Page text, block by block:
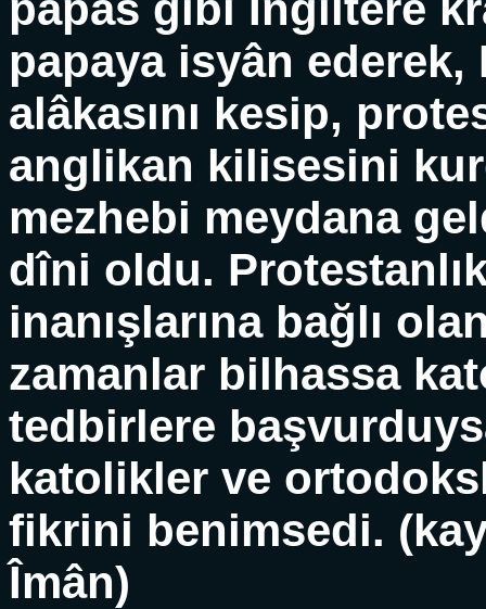
papaya isyân
alâkasını kesip,
anglikan kilisesini
mezhebi meydana
dîni oldu.
inanışlarına bağlı
zamanlar bilhassa
tedbirlere
katolikler ve
fikrini benimsedi.
Îmân)